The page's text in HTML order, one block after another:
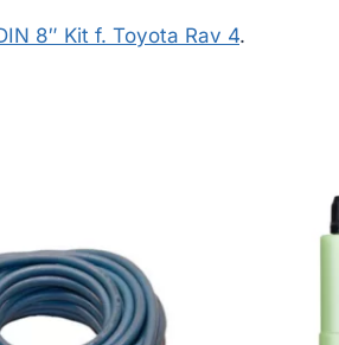
8″ Kit f. Toyota Rav 4.